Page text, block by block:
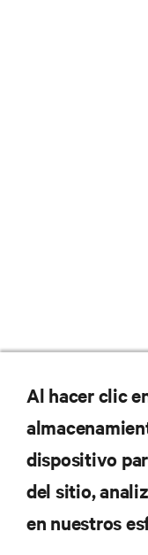
No se
Regístrese
para recibir
Al hacer clic
dispositivo
del sitio,
en nuestros